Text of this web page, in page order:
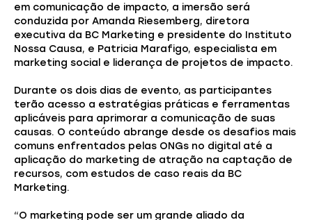
em comunicação de impacto, a imersão será
conduzida por Amanda Riesemberg, diretora
executiva da BC Marketing e presidente do Instituto
Nossa Causa, e Patricia Marafigo, especialista em
marketing social e liderança de projetos de impacto.
Durante os dois dias de evento, as participantes
terão acesso a estratégias práticas e ferramentas
aplicáveis para aprimorar a comunicação de suas
causas. O conteúdo abrange desde os desafios mais
comuns enfrentados pelas ONGs no digital até a
aplicação do marketing de atração na captação de
recursos, com estudos de caso reais da BC
Marketing.
“O marketing pode ser um grande aliado da